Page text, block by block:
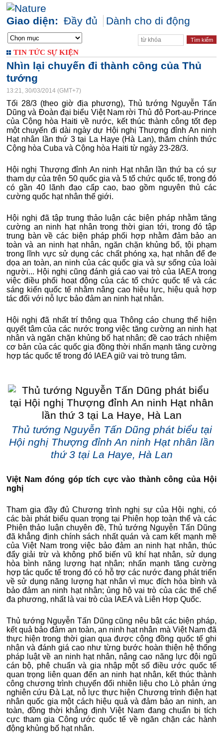
Giao diện: Đầy đủ Dành cho di động
TIN TỨC SỰ KIỆN
Nhìn lại chuyến đi thành công của Thủ
tướng
13:21, 30/03/2014 (GMT+7)
Tối 28/3 (theo giờ địa phương), Thủ tướng Nguyễn Tấn
Dũng và Đoàn đại biểu Việt Nam rời Thủ đô Port-au-Prince
của Cộng hòa Haiti về nước, kết thúc thành công tốt đẹp
một chuyến đi dài ngày dự Hội nghị Thượng đỉnh An ninh
Hạt nhân lần thứ 3 tại La Haye (Hà Lan), thăm chính thức
Cộng hòa Cuba và Cộng hòa Haiti từ ngày 23-28/3.
Hội nghị Thượng đỉnh An ninh Hạt nhân lần thứ ba có sự
tham dự của trên 50 quốc gia và 5 tổ chức quốc tế, trong đó
có gần 40 lãnh đạo cấp cao, bao gồm nguyên thủ các
cường quốc hạt nhân thế giới.
Hội nghị đã tập trung thảo luận các biện pháp nhằm tăng
cường an ninh hạt nhân trong thời gian tới, trong đó tập
trung bàn về các biện pháp phối hợp nhằm đảm bảo an
toàn và an ninh hạt nhân, ngăn chặn khủng bố, tội phạm
trong lĩnh vực sử dụng các chất phóng xạ, hạt nhân để đe
dọa an toàn, an ninh của các quốc gia và sự sống của loài
người... Hội nghị cũng đánh giá cao vai trò của IAEA trong
việc điều phối hoạt động của các tổ chức quốc tế và các
sáng kiến quốc tế nhằm nâng cao hiệu lực, hiệu quả hợp
tác đối với nỗ lực bảo đảm an ninh hạt nhân.
Hội nghị đã nhất trí thông qua Thông cáo chung thể hiện
quyết tâm của các nước trong việc tăng cường an ninh hạt
nhân và ngăn chặn khủng bố hạt nhân; đề cao trách nhiệm
cơ bản của các quốc gia đồng thời nhấn mạnh tăng cường
hợp tác quốc tế trong đó IAEA giữ vai trò trung tâm.
Thủ tướng Nguyễn Tấn Dũng phát biểu tại
Hội nghị Thượng đỉnh An ninh Hạt nhân lần
thứ 3 tại La Haye, Hà Lan
Việt Nam đóng góp tích cực vào thành công của Hội
nghị
Tham gia đầy đủ Chương trình nghị sự của Hội nghị, có
các bài phát biểu quan trọng tại Phiên họp toàn thể và các
Phiên thảo luận chuyên đề, Thủ tướng Nguyễn Tấn Dũng
đã khẳng định chính sách nhất quán và cam kết mạnh mẽ
của Việt Nam trong việc bảo đảm an ninh hạt nhân, thúc
đẩy giải trừ và không phổ biến vũ khí hạt nhân, sử dụng
hòa bình năng lượng hạt nhân; nhấn mạnh tăng cường
hợp tác quốc tế trong đó có hỗ trợ các nước đang phát triển
về sử dụng năng lượng hạt nhân vì mục đích hòa bình và
bảo đảm an ninh hạt nhân; ủng hộ vai trò của các thể chế
đa phương, nhất là vai trò của IAEA và Liên Hợp Quốc.
Thủ tướng Nguyễn Tấn Dũng cũng nêu bật các biện pháp,
kết quả bảo đảm an toàn, an ninh hạt nhân mà Việt Nam đã
thực hiện trong thời gian qua được cộng đồng quốc tế ghi
nhận và đánh giá cao như từng bước hoàn thiện hệ thống
pháp luật về an ninh hạt nhân, nâng cao năng lực đội ngũ
cán bộ, phê chuẩn và gia nhập một số điều ước quốc tế
quan trọng liên quan đến an ninh hạt nhân, kết thúc thành
công chương trình chuyển đổi nhiên liệu cho Lò phản ứng
nghiên cứu Đà Lạt, nỗ lực thực hiện Chương trình điện hạt
nhân quốc gia một cách hiệu quả và đảm bảo an ninh, an
toàn, đồng thời khẳng định Việt Nam đang chuẩn bị tích
cực tham gia Công ước quốc tế về ngăn chặn các hành
động khủng bố hạt nhân.